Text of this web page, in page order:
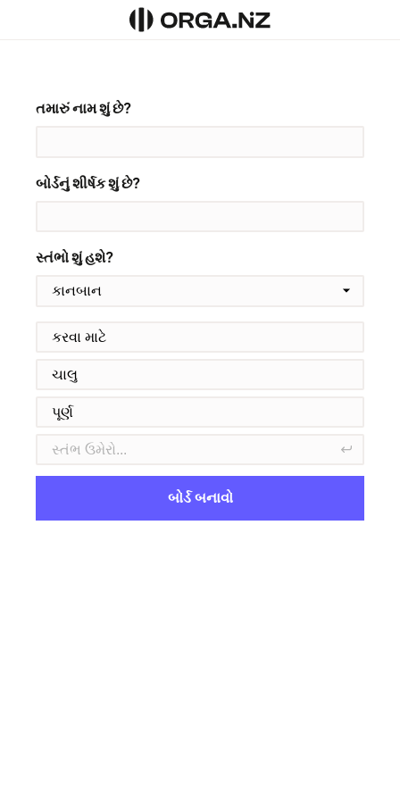
તમારું નામ શું છે?
બોર્ડનું શીર્ષક શું છે?
સ્તંભો શું હશે?
બોર્ડ બનાવો